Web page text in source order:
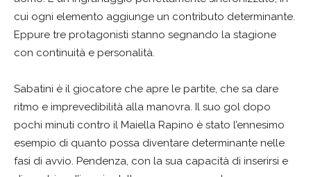
cui ogni elemento aggiunge un contributo determinante.
Eppure tre protagonisti stanno segnando la stagione
con continuità e personalità.
Sabatini è il giocatore che apre le partite, che sa dare
ritmo e imprevedibilità alla manovra. Il suo gol dopo
pochi minuti contro il Maiella Rapino è stato l’ennesimo
esempio di quanto possa diventare determinante nelle
fasi di avvio. Pendenza, con la sua capacità di inserirsi e